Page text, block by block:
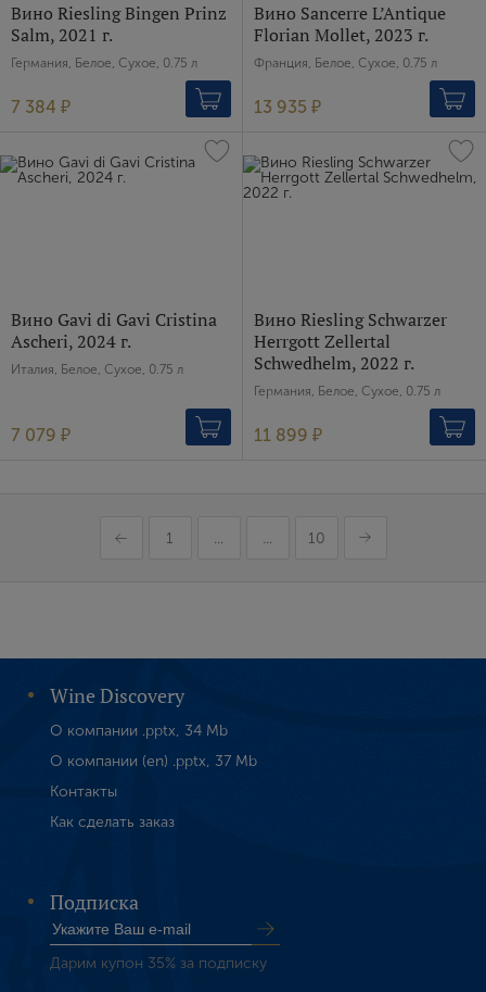
Вино Riesling Bingen Prinz
Salm, 2021 г.
Германия, Белое, Сухое, 0.75 л
7 384 ₽
Вино Sancerre L’Antique
Florian Mollet, 2023 г.
Франция, Белое, Сухое, 0.75 л
13 935 ₽
Вино Gavi di Gavi Cristina
Ascheri, 2024 г.
Италия, Белое, Сухое, 0.75 л
7 079 ₽
Вино Riesling Schwarzer
Herrgott Zellertal
Schwedhelm, 2022 г.
Германия, Белое, Сухое, 0.75 л
11 899 ₽
1 ... ... 10
Wine Discovery
О компании .pptx, 34 Mb
О компании (en) .pptx, 37 Mb
Контакты
Как сделать заказ
Подписка
Дарим купон 35% за подписку